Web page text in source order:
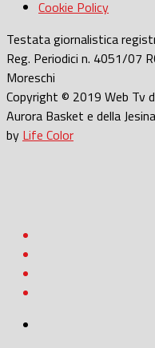
Cookie Policy
Testata giornalistica
Reg. Periodici n. 4051/07
Moreschi
Copyright © 2019 Web Tv
Aurora Basket e della
by Life Color